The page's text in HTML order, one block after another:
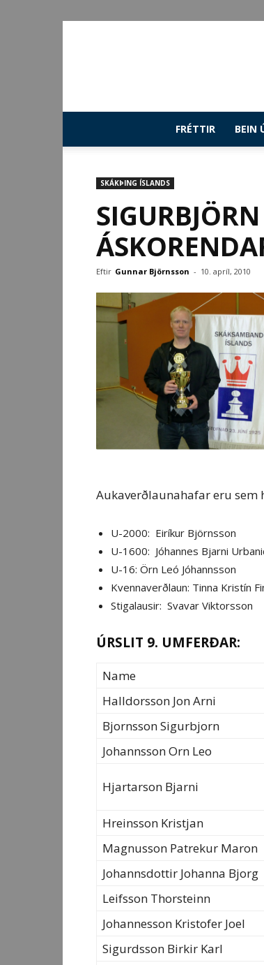
FRÉTTIR BEIN
SKÁKÞING ÍSLANDS
Eftir Gunnar Björnsson - 10. apríl, 2010
Aukaverðlaunahafar eru sem
U-2000: Eiríkur Björnsson
U-1600: Jóhannes Bjarni
U-16: Örn Leó Jóhannsson
Kvennaverðlaun: Tinna Kristín
Stigalausir: Svavar Viktorsson
ÚRSLIT 9. UMFERÐAR:
Name
Halldorsson Jon Arni
Bjornsson Sigurbjorn
Johannsson Orn Leo
Hjartarson Bjarni
Hreinsson Kristjan
Magnusson Patrekur Maron
Johannsdottir Johanna Bjorg
Leifsson Thorsteinn
Johannesson Kristofer Joel
Sigurdsson Birkir Karl